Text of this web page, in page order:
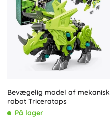
Bevægelig model af mekanisk
robot Triceratops
På lager